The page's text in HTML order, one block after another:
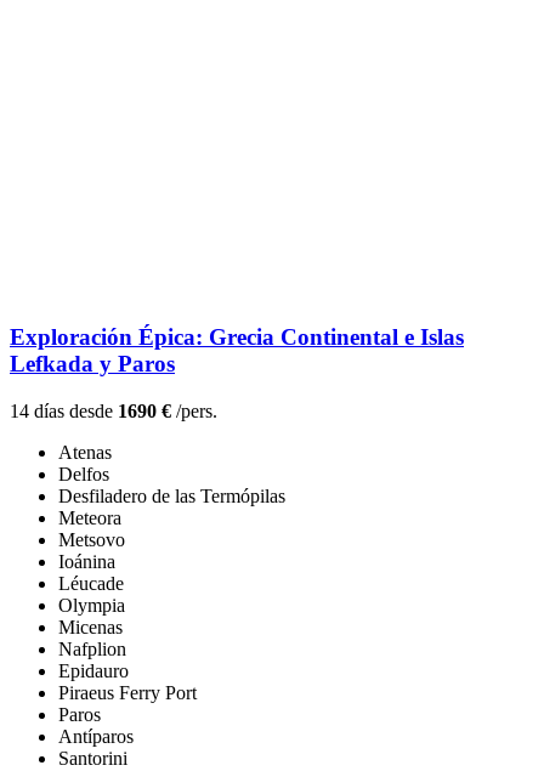
Exploración Épica: Grecia Continental e Islas
Lefkada y Paros
14 días desde 1690 € /pers.
Atenas
Delfos
Desfiladero de las Termópilas
Meteora
Metsovo
Ioánina
Léucade
Olympia
Micenas
Nafplion
Epidauro
Piraeus Ferry Port
Paros
Antíparos
Santorini